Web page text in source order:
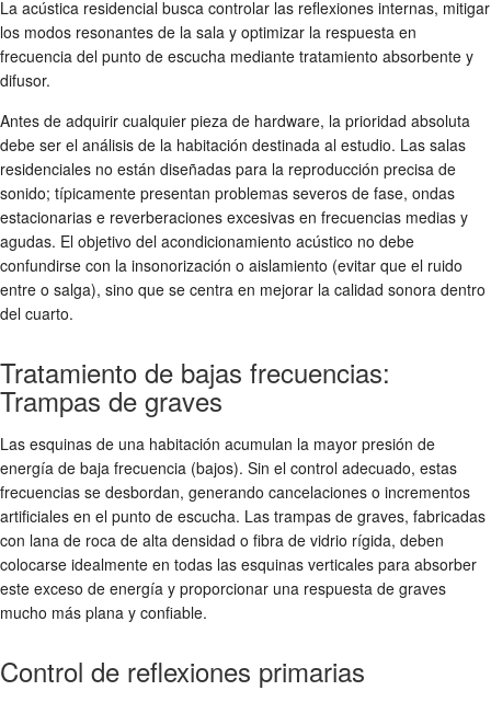
La acústica residencial busca controlar las reflexiones internas, mitigar
los modos resonantes de la sala y optimizar la respuesta en
frecuencia del punto de escucha mediante tratamiento absorbente y
difusor.
Antes de adquirir cualquier pieza de hardware, la prioridad absoluta
debe ser el análisis de la habitación destinada al estudio. Las salas
residenciales no están diseñadas para la reproducción precisa de
sonido; típicamente presentan problemas severos de fase, ondas
estacionarias e reverberaciones excesivas en frecuencias medias y
agudas. El objetivo del acondicionamiento acústico no debe
confundirse con la insonorización o aislamiento (evitar que el ruido
entre o salga), sino que se centra en mejorar la calidad sonora dentro
del cuarto.
Tratamiento de bajas frecuencias:
Trampas de graves
Las esquinas de una habitación acumulan la mayor presión de
energía de baja frecuencia (bajos). Sin el control adecuado, estas
frecuencias se desbordan, generando cancelaciones o incrementos
artificiales en el punto de escucha. Las trampas de graves, fabricadas
con lana de roca de alta densidad o fibra de vidrio rígida, deben
colocarse idealmente en todas las esquinas verticales para absorber
este exceso de energía y proporcionar una respuesta de graves
mucho más plana y confiable.
Control de reflexiones primarias